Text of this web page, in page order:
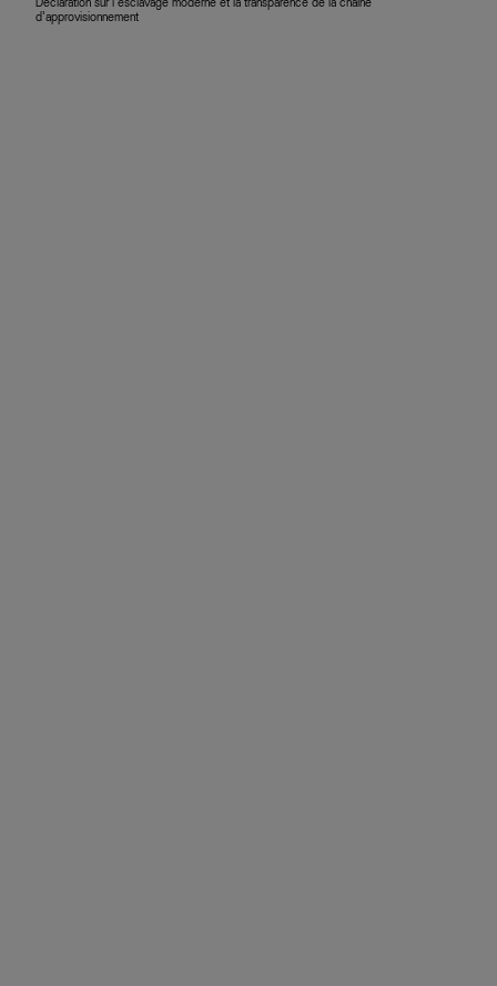
Déclaration sur l’esclavage moderne et la transparence de la chaîne
d’approvisionnement